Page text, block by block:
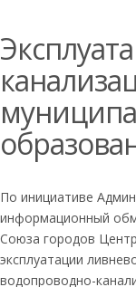
По инициативе
информационный
Союза городов
эксплуатации
водопроводно-